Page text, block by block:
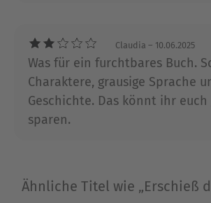
Landes, den Augustpreis, bekam.
spektakulärste Debüt, das
hatte. Das Buch stand monatelang
Bestsellerliste, verkaufte sich über
mal, wurde in 24 Sprachen
erfolgreich verfilmt.
Claudia – 10.06.2025
Was für ein furchtbares Buch.
Charaktere, grausige Sprache
Geschichte. Das könnt ihr euch
sparen.
Ähnliche Titel wie „Erschieß